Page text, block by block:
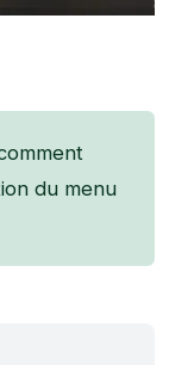
du menu